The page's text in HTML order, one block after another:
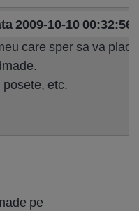
2009-10-10 00:32:56
care sper sa va
etc.
pe